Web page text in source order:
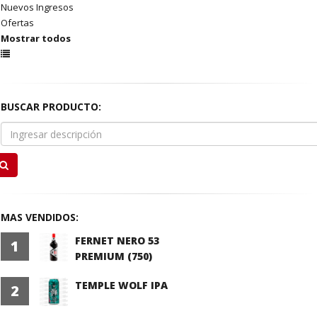
Nuevos Ingresos
Ofertas
Mostrar todos
BUSCAR PRODUCTO:
MAS VENDIDOS:
1
FERNET NERO 53
PREMIUM (750)
2 TEMPLE WOLF IPA